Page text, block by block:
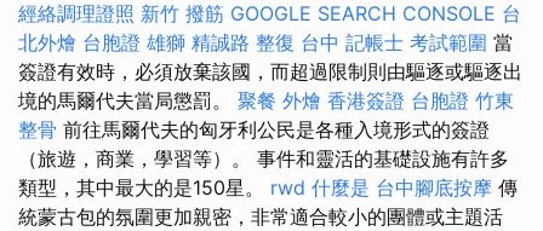
經絡調理證照 新竹 撥筋 GOOGLE SEARCH CONSOLE 台
北外燴 台胞證 雄獅 精誠路 整復 台中 記帳士 考試範圍 當
簽證有效時，必須放棄該國，而超過限制則由驅逐或驅逐出
境的馬爾代夫當局懲罰。 聚餐 外燴 香港簽證 台胞證 竹東
整骨 前往馬爾代夫的匈牙利公民是各種入境形式的簽證
（旅遊，商業，學習等）。 事件和靈活的基礎設施有許多
類型，其中最大的是150星。 rwd 什麼是 台中腳底按摩 傳
統蒙古包的氛圍更加親密，非常適合較小的團體或主題活